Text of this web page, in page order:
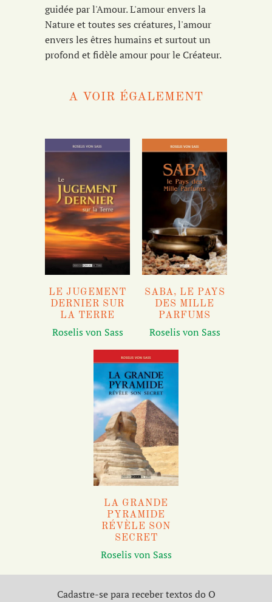
guidée par l'Amour. L'amour envers la
Nature et toutes ses créatures, l'amour
envers les êtres humains et surtout un
profond et fidèle amour pour le Créateur.
A VOIR ÉGALEMENT
LE JUGEMENT
DERNIER SUR
LA TERRE
Roselis von Sass
SABA, LE PAYS
DES MILLE
PARFUMS
Roselis von Sass
LA GRANDE
PYRAMIDE
RÉVÈLE SON
SECRET
Roselis von Sass
Cadastre-se para receber textos do O